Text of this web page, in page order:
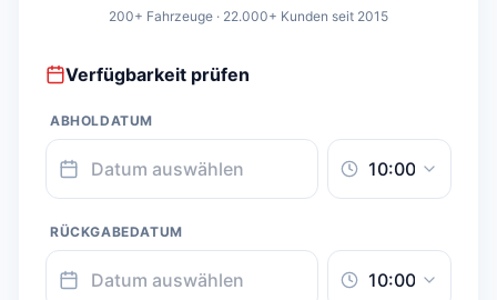
200+ Fahrzeuge · 22.000+ Kunden seit 2015
Verfügbarkeit prüfen
ABHOLDATUM
RÜCKGABEDATUM